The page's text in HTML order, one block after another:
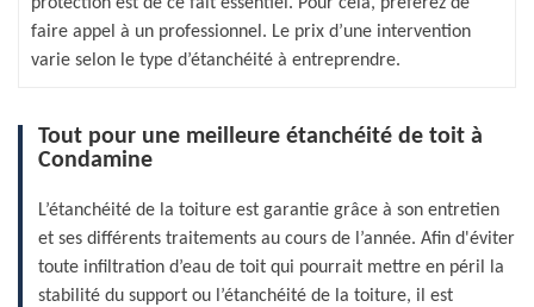
faire appel à un professionnel. Le prix d’une intervention
varie selon le type d’étanchéité à entreprendre.
Tout pour une meilleure étanchéité de toit à
Condamine
L’étanchéité de la toiture est garantie grâce à son entretien
et ses différents traitements au cours de l’année. Afin d'éviter
toute infiltration d’eau de toit qui pourrait mettre en péril la
stabilité du support ou l’étanchéité de la toiture, il est